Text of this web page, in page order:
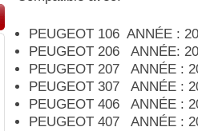
PEUGEOT 106 ANNÉE :
PEUGEOT 206 ANNÉE:
PEUGEOT 207 ANNÉE :
PEUGEOT 307 ANNÉE :
PEUGEOT 406 ANNÉE :
PEUGEOT 407 ANNÉE :